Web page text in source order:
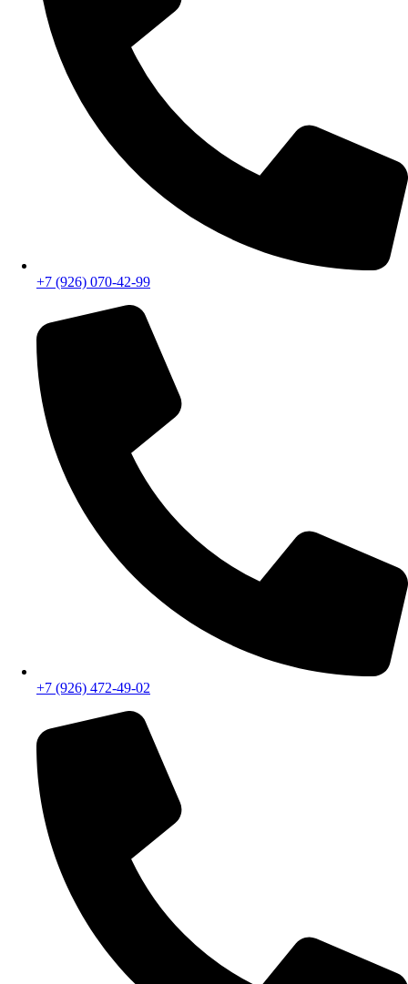
+7 (926) 070-42-99
+7 (926) 472-49-02
Удобное местоположение
СМОТРЕТЬ НА КАРТЕ